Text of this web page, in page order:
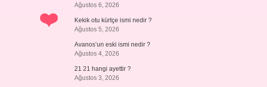
Ağustos 6, 2026
Kekik otu kürtçe ismi nedir ?
Ağustos 5, 2026
Avanos’un eski ismi nedir ?
Ağustos 4, 2026
21 21 hangi ayettir ?
Ağustos 3, 2026